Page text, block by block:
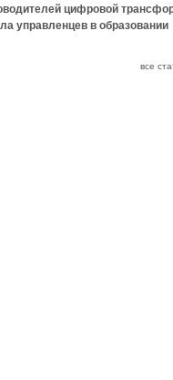
цифровой
управленцев в образовании
все